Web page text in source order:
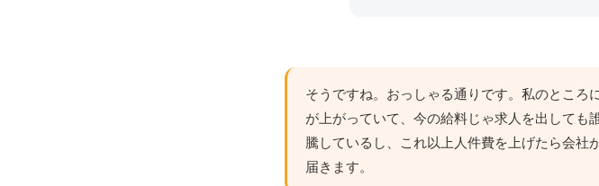
そうですね。おっしゃる通りです。私のところ
が上がっていて、今の給料じゃ求人を出しても
騰しているし、これ以上人件費を上げたら会社
届きます。